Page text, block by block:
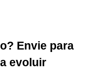
Envie para
evoluir